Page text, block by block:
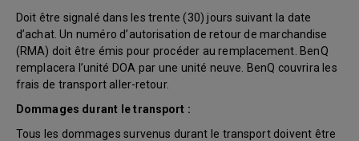
Doit être signalé dans les trente (30) jours suivant la date
d’achat. Un numéro d’autorisation de retour de marchandise
(RMA) doit être émis pour procéder au remplacement. BenQ
remplacera l’unité DOA par une unité neuve. BenQ couvrira les
frais de transport aller-retour.
Dommages durant le transport :
Tous les dommages survenus durant le transport doivent être